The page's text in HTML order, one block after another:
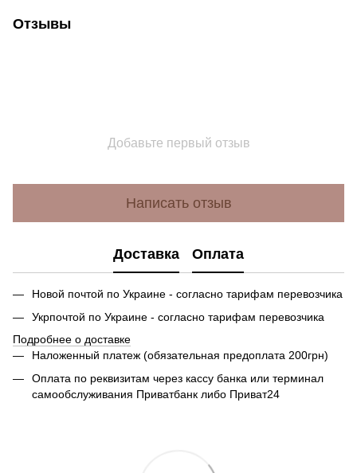
Отзывы
Добавьте первый отзыв
Написать отзыв
Доставка Оплата
Новой почтой по Украине - согласно тарифам перевозчика
Укрпочтой по Украине - согласно тарифам перевозчика
Подробнее о доставке
Наложенный платеж (обязательная предоплата 200грн)
Оплата по реквизитам через кассу банка или терминал
самообслуживания Приватбанк либо Приват24